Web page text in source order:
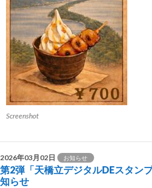
Screenshot
2026年03月02日 お知らせ
第2弾「天橋立デジタルDEスタン
知らせ